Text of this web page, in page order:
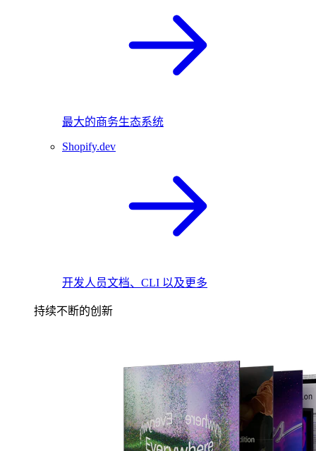
最大的商务生态系统
Shopify.dev
开发人员文档、CLI 以及更多
持续不断的创新